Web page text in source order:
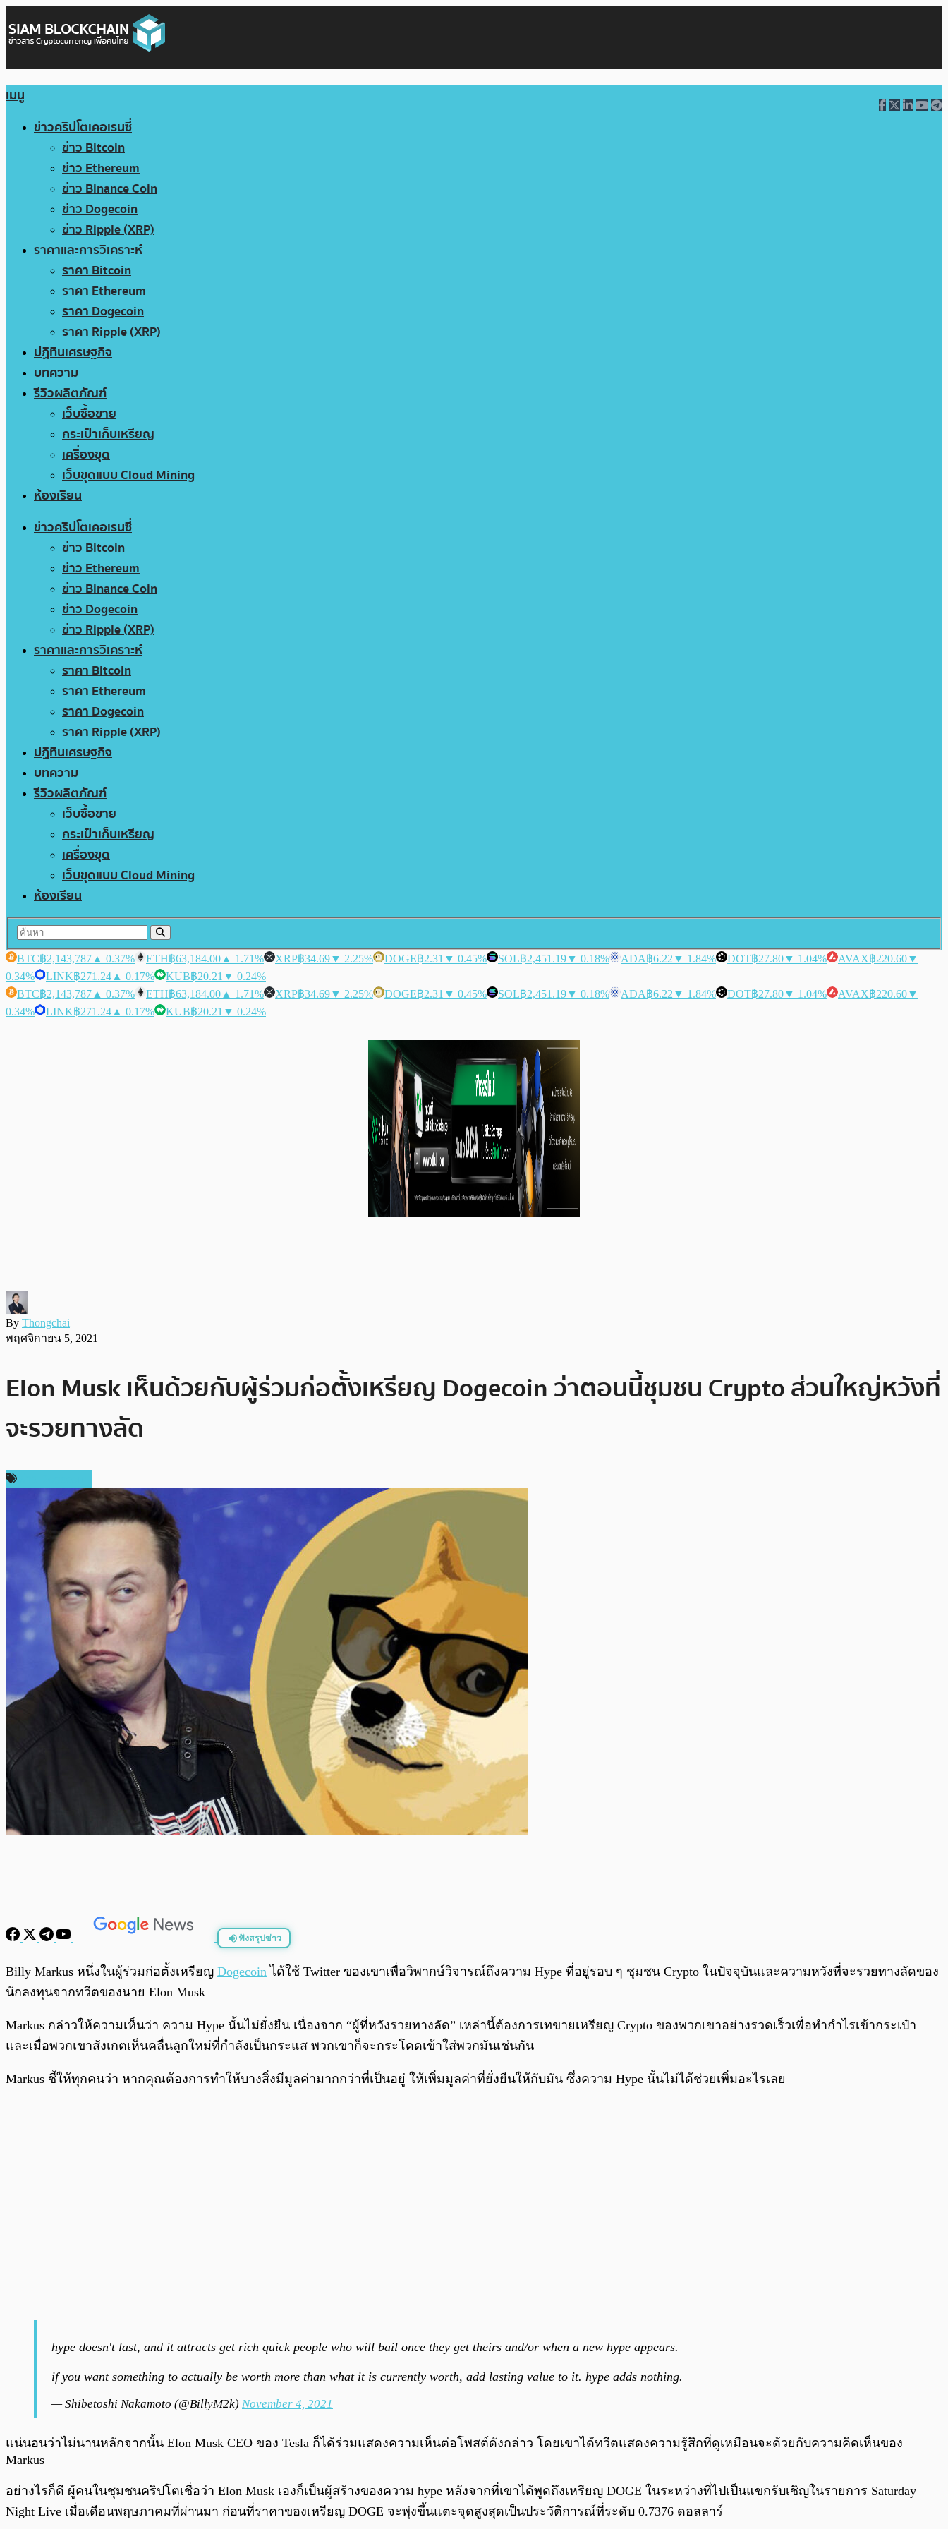
เมนู
ข่าวคริปโตเคอเรนซี่
ข่าว Bitcoin
ข่าว Ethereum
ข่าว Binance Coin
ข่าว Dogecoin
ข่าว Ripple (XRP)
ราคาและการวิเคราะห์
ราคา Bitcoin
ราคา Ethereum
ราคา Dogecoin
ราคา Ripple (XRP)
ปฏิทินเศรษฐกิจ
บทความ
รีวิวผลิตภัณฑ์
เว็บซื้อขาย
กระเป๋าเก็บเหรียญ
เครื่องขุด
เว็บขุดแบบ Cloud Mining
ห้องเรียน
ข่าวคริปโตเคอเรนซี่
ข่าว Bitcoin
ข่าว Ethereum
ข่าว Binance Coin
ข่าว Dogecoin
ข่าว Ripple (XRP)
ราคาและการวิเคราะห์
ราคา Bitcoin
ราคา Ethereum
ราคา Dogecoin
ราคา Ripple (XRP)
ปฏิทินเศรษฐกิจ
บทความ
รีวิวผลิตภัณฑ์
เว็บซื้อขาย
กระเป๋าเก็บเหรียญ
เครื่องขุด
เว็บขุดแบบ Cloud Mining
ห้องเรียน
BTC฿2,143,787 ▲ 0.37% ETH฿63,184.00 ▲ 1.71% XRP฿34.69▼ 2.25% DOGE฿2.31 ▼ 0.45% SOL฿2,451.19▼ 0.18% ADA฿6.22 ▼ 1.84% DOT฿27.80▼ 1.04% AVAX฿220.60▼
0.34%
LINK฿271.24 ▲ 0.17% KUB฿20.21 ▼ 0.24%
BTC฿2,143,787 ▲ 0.37% ETH฿63,184.00 ▲ 1.71% XRP฿34.69▼ 2.25% DOGE฿2.31 ▼ 0.45% SOL฿2,451.19▼ 0.18% ADA฿6.22 ▼ 1.84% DOT฿27.80▼ 1.04% AVAX฿220.60▼
0.34%
LINK฿271.24 ▲ 0.17% KUB฿20.21 ▼ 0.24%
By Thongchai
พฤศจิกายน 5, 2021
Elon Musk เห็นด้วยกับผู้ร่วมก่อตั้งเหรียญ Dogecoin ว่าตอนนี้ชุมชน Crypto ส่วนใหญ่หวังที่
จะรวยทางลัด
ฟังสรุปข่าว
พร้อมเล่น
Billy Markus หนึ่งในผู้ร่วมก่อตั้งเหรียญ Dogecoin ได้ใช้ Twitter ของเขาเพื่อวิพากษ์วิจารณ์ถึงความ Hype ที่อยู่รอบ ๆ ชุมชน Crypto ในปัจจุบันและความหวังที่จะรวยทางลัดของ
นักลงทุนจากทวีตของนาย Elon Musk
Markus กล่าวให้ความเห็นว่า ความ Hype นั้นไม่ยั่งยืน เนื่องจาก “ผู้ที่หวังรวยทางลัด” เหล่านี้ต้องการเทขายเหรียญ Crypto ของพวกเขาอย่างรวดเร็วเพื่อทำกำไรเข้ากระเป๋า
และเมื่อพวกเขาสังเกตเห็นคลื่นลูกใหม่ที่กำลังเป็นกระแส พวกเขาก็จะกระโดดเข้าใส่พวกมันเช่นกัน
Markus ชี้ให้ทุกคนว่า หากคุณต้องการทำให้บางสิ่งมีมูลค่ามากกว่าที่เป็นอยู่ ให้เพิ่มมูลค่าที่ยั่งยืนให้กับมัน ซึ่งความ Hype นั้นไม่ได้ช่วยเพิ่มอะไรเลย
hype doesn't last, and it attracts get rich quick people who will bail once they get theirs and/or when a new hype appears.
if you want something to actually be worth more than what it is currently worth, add lasting value to it. hype adds nothing.
— Shibetoshi Nakamoto (@BillyM2k) November 4, 2021
แน่นอนว่าไม่นานหลักจากนั้น Elon Musk CEO ของ Tesla ก็ได้ร่วมแสดงความเห็นต่อโพสต์ดังกล่าว โดยเขาได้ทวีตแสดงความรู้สึกที่ดูเหมือนจะด้วยกับความคิดเห็นของ
Markus
อย่างไรก็ดี ผู้คนในชุมชนคริปโตเชื่อว่า Elon Musk เองก็เป็นผู้สร้างของความ hype หลังจากที่เขาได้พูดถึงเหรียญ DOGE ในระหว่างที่ไปเป็นแขกรับเชิญในรายการ Saturday
Night Live เมื่อเดือนพฤษภาคมที่ผ่านมา ก่อนที่ราคาของเหรียญ DOGE จะพุ่งขึ้นแตะจุดสูงสุดเป็นประวัติการณ์ที่ระดับ 0.7376 ดอลลาร์